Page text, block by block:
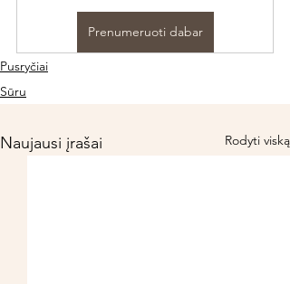
Prenumeruoti dabar
Pusryčiai
Sūru
Naujausi įrašai Rodyti viską